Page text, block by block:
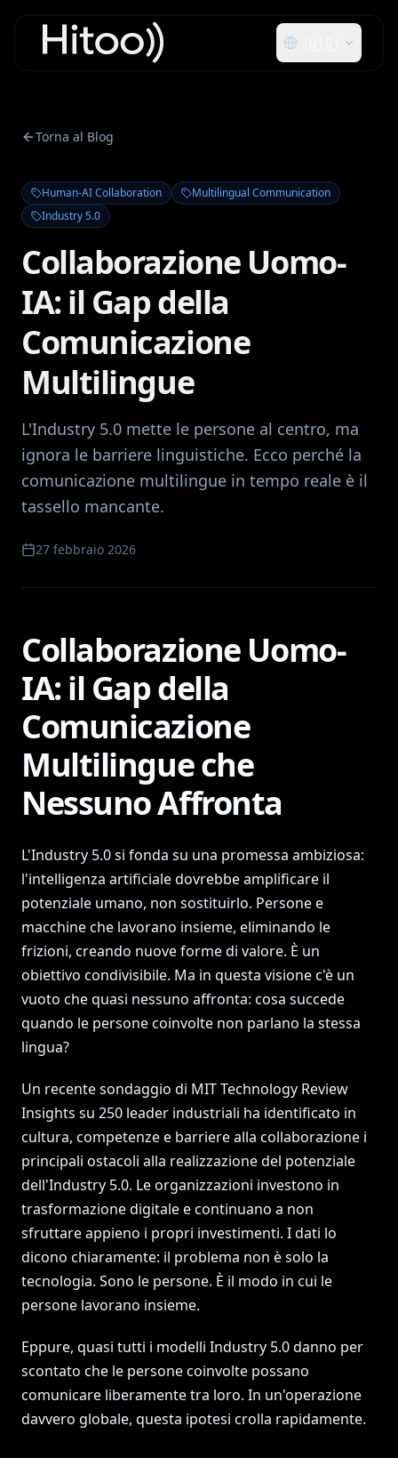
Torna al Blog
Human-AI Collaboration
Multilingual Communication
Industry 5.0
Collaborazione Uomo-
IA: il Gap della
Comunicazione
Multilingue
L'Industry 5.0 mette le persone al centro, ma
ignora le barriere linguistiche. Ecco perché la
comunicazione multilingue in tempo reale è il
tassello mancante.
27 febbraio 2026
Collaborazione Uomo-
IA: il Gap della
Comunicazione
Multilingue che
Nessuno Affronta
L'Industry 5.0 si fonda su una promessa ambiziosa:
l'intelligenza artificiale dovrebbe amplificare il
potenziale umano, non sostituirlo. Persone e
macchine che lavorano insieme, eliminando le
frizioni, creando nuove forme di valore. È un
obiettivo condivisibile. Ma in questa visione c'è un
vuoto che quasi nessuno affronta: cosa succede
quando le persone coinvolte non parlano la stessa
lingua?
Un recente sondaggio di MIT Technology Review
Insights su 250 leader industriali ha identificato in
cultura, competenze e barriere alla collaborazione i
principali ostacoli alla realizzazione del potenziale
dell'Industry 5.0. Le organizzazioni investono in
trasformazione digitale e continuano a non
sfruttare appieno i propri investimenti. I dati lo
dicono chiaramente: il problema non è solo la
tecnologia. Sono le persone. È il modo in cui le
persone lavorano insieme.
Eppure, quasi tutti i modelli Industry 5.0 danno per
scontato che le persone coinvolte possano
comunicare liberamente tra loro. In un'operazione
davvero globale, questa ipotesi crolla rapidamente.